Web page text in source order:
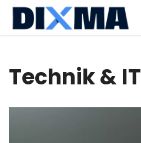
Technik & IT